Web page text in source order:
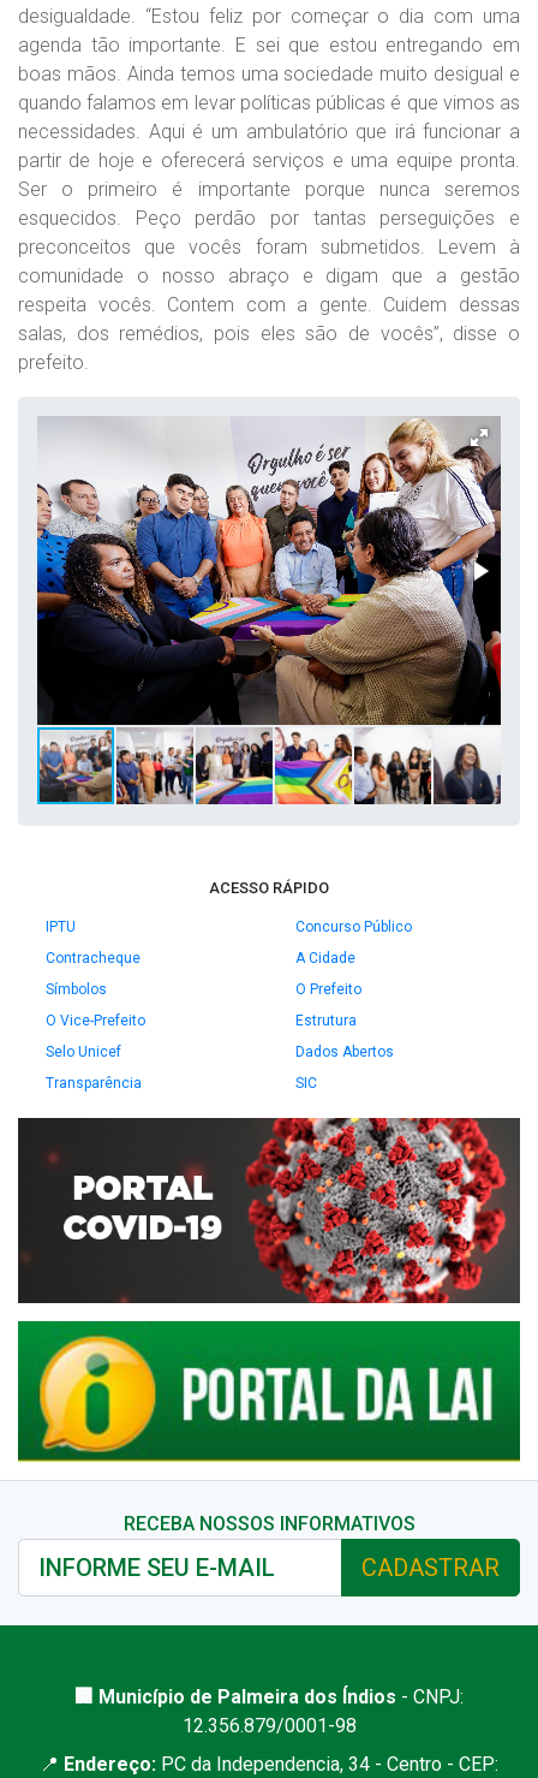
desigualdade. “Estou feliz por começar o dia com uma
agenda tão importante. E sei que estou entregando em
boas mãos. Ainda temos uma sociedade muito desigual e
quando falamos em levar políticas públicas é que vimos as
necessidades. Aqui é um ambulatório que irá funcionar a
partir de hoje e oferecerá serviços e uma equipe pronta.
Ser o primeiro é importante porque nunca seremos
esquecidos. Peço perdão por tantas perseguições e
preconceitos que vocês foram submetidos. Levem à
comunidade o nosso abraço e digam que a gestão
respeita vocês. Contem com a gente. Cuidem dessas
salas, dos remédios, pois eles são de vocês”, disse o
prefeito.
ACESSO RÁPIDO
IPTU
Concurso Público
Contracheque
A Cidade
Símbolos
O Prefeito
O Vice-Prefeito
Estrutura
Selo Unicef
Dados Abertos
Transparência
SIC
RECEBA NOSSOS INFORMATIVOS
CADASTRAR
🏢 Município de Palmeira dos Índios - CNPJ:
12.356.879/0001-98
📍 Endereço: PC da Independencia, 34 - Centro - CEP: